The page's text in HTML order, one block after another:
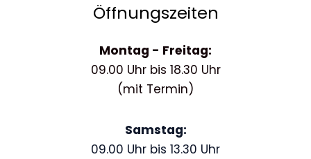
Öffnungszeiten
Montag - Freitag:
09.00 Uhr bis 18.30 Uhr
(mit Termin)
Samstag:
09.00 Uhr bis 13.30 Uhr